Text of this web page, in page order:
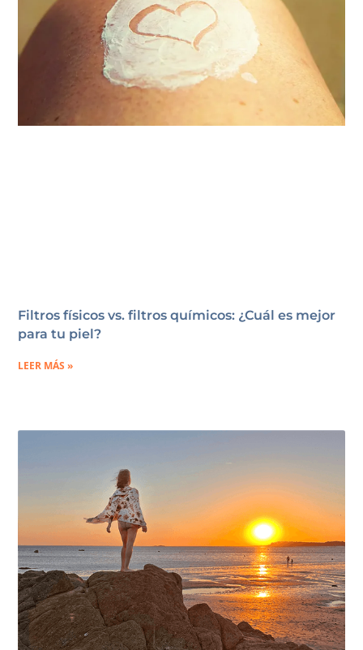
Filtros físicos vs. filtros químicos: ¿Cuál es mejor
para tu piel?
LEER MÁS »